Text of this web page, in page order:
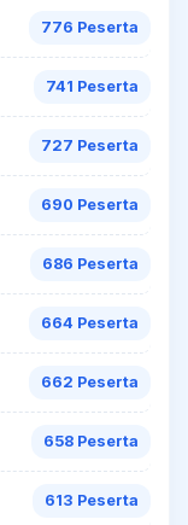
776 Peserta
741 Peserta
727 Peserta
690 Peserta
686 Peserta
664 Peserta
662 Peserta
658 Peserta
613 Peserta